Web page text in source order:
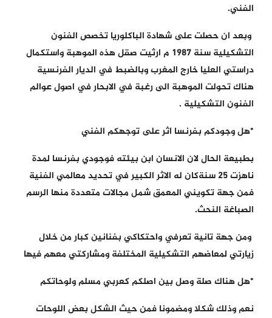
الفني.
وبعد ان حصلت على شهادة الباكلوريا تخصص الفنون
التشكيلية سنة 1987 م ارثيت صقل هذه الموهبة واستكمال
دراستي العليا خارج المغرب وبالضبط في الديار الفرنسية
هناك تحولت الموهبة الى رغبة في الابحار في اصول عوالم
الفنون التشكيلية .
*هل وجودكم بفرنسا اثر على توجهكم الفني
بطبيعة الحال لان الانسان ابن بيئته فوجودي بفرنسا لمدة
ناهزت 25 سنةكان له الاثر الكبير في تحديد معالمي الفنية
فمن جهة تكويني المعمق شمل مجالات متعددة منها الرسم
الصباغة النحث.
ومن جهة تانية تعرفي واحتكاكي بفنانين كبار من خلال
زيارتي لمعاضهم التشكيلية المختلفة ومشاركتي معهم فيها
*هل هناك صلة وصل بين اصلكم كعربي مسلم ولوحاتكم
نعم وذلك شكلا ومضمونا فمن حيث الشكل بعض اللوحات